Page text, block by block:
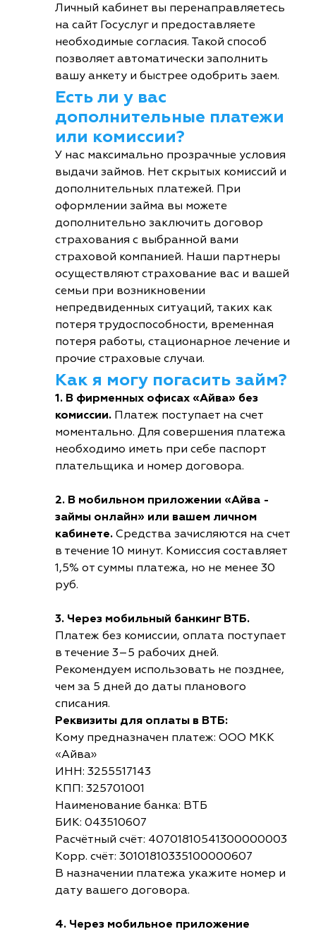
Личный кабинет вы перенаправляетесь
на сайт Госуслуг и предоставляете
необходимые согласия. Такой способ
позволяет автоматически заполнить
вашу анкету и быстрее одобрить заем.
Есть ли у вас
дополнительные платежи
или комиссии?
У нас максимально прозрачные условия
выдачи займов. Нет скрытых комиссий и
дополнительных платежей. При
оформлении займа вы можете
дополнительно заключить договор
страхования с выбранной вами
страховой компанией. Наши партнеры
осуществляют страхование вас и вашей
семьи при возникновении
непредвиденных ситуаций, таких как
потеря трудоспособности, временная
потеря работы, стационарное лечение и
прочие страховые случаи.
Как я могу погасить займ?
1. В фирменных офисах «Айва» без
комиссии. Платеж поступает на счет
моментально. Для совершения платежа
необходимо иметь при себе паспорт
плательщика и номер договора.
2. В мобильном приложении «Айва -
займы онлайн» или вашем личном
кабинете. Средства зачисляются на счет
в течение 10 минут. Комиссия составляет
1,5% от суммы платежа, но не менее 30
руб.
3. Через мобильный банкинг ВТБ.
Платеж без комиссии, оплата поступает
в течение 3–5 рабочих дней.
Рекомендуем использовать не позднее,
чем за 5 дней до даты планового
списания.
Реквизиты для оплаты в ВТБ:
Кому предназначен платеж: ООО МКК
«Айва»
ИНН: 3255517143
КПП: 325701001
Наименование банка: ВТБ
БИК: 043510607
Расчётный счёт: 40701810541300000003
Корр. счёт: 30101810335100000607
В назначении платежа укажите номер и
дату вашего договора.
4. Через мобильное приложение